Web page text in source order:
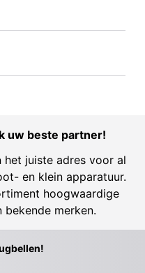
uw beste partner!
het juiste adres voor al
en klein apparatuur.
hoogwaardige
bekende merken.